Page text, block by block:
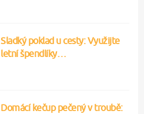
Sladký poklad u cesty: Využijte
letní špendlíky…
Domácí kečup pečený v troubě: